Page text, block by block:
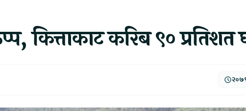
कित्ताकाट करिब ९० प्रतिशत